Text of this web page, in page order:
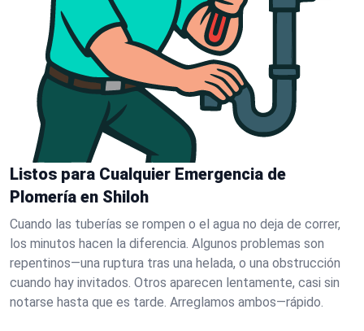
Listos para Cualquier Emergencia de
Plomería en Shiloh
Cuando las tuberías se rompen o el agua no deja de correr,
los minutos hacen la diferencia. Algunos problemas son
repentinos—una ruptura tras una helada, o una obstrucción
cuando hay invitados. Otros aparecen lentamente, casi sin
notarse hasta que es tarde. Arreglamos ambos—rápido.